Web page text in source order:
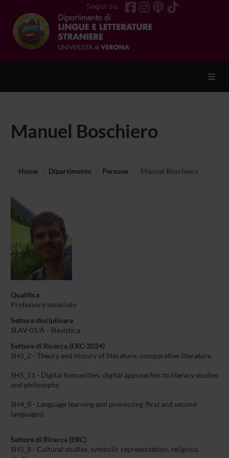
Segui su
Manuel Boschiero
Home Dipartimento Persone Manuel Boschiero
Qualifica
Professore associato
Settore disciplinare
SLAV-01/A - Slavistica
Settore di Ricerca (ERC-2024)
SH5_2 - Theory and history of literature, comparative literature
SH5_11 - Digital humanities; digital approaches to literary studies
and philosophy
SH4_8 - Language learning and processing (first and second
languages)
Settore di Ricerca (ERC)
SH5_8 - Cultural studies, symbolic representation, religious